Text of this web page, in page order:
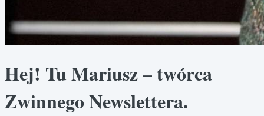
Hej! Tu Mariusz – twórca
Zwinnego Newslettera.